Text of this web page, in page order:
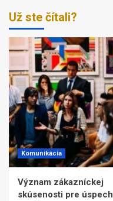
Už ste čítali?
Komunikácia
Význam zákazníckej
skúsenosti pre úspech